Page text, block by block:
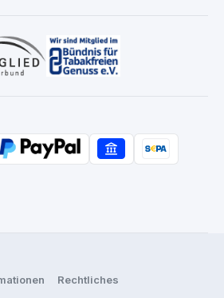
Rechtliches